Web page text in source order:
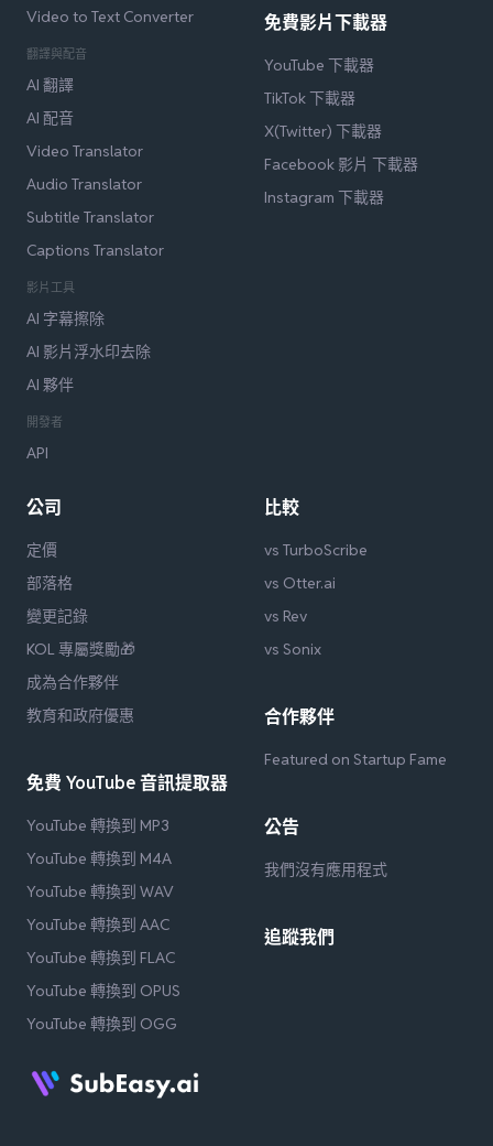
Video to Text Converter
翻譯與配音
AI 翻譯
AI 配音
Video Translator
Audio Translator
Subtitle Translator
Captions Translator
影片工具
AI 字幕擦除
AI 影片浮水印去除
AI 夥伴
開發者
API
免費影片下載器
YouTube 下載器
TikTok 下載器
X(Twitter) 下載器
Facebook 影片 下載器
Instagram 下載器
公司
定價
部落格
變更記錄
KOL 專屬獎勵🎁
成為合作夥伴
教育和政府優惠
免費 YouTube 音訊提取器
YouTube 轉換到 MP3
YouTube 轉換到 M4A
YouTube 轉換到 WAV
YouTube 轉換到 AAC
YouTube 轉換到 FLAC
YouTube 轉換到 OPUS
YouTube 轉換到 OGG
比較
vs TurboScribe
vs Otter.ai
vs Rev
vs Sonix
合作夥伴
Featured on Startup Fame
公告
我們沒有應用程式
追蹤我們